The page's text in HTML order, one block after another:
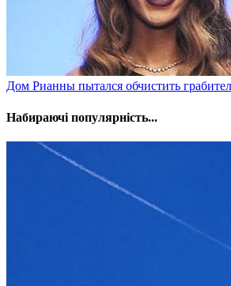
Дом Рианны пытался обчистить
Набираючі популярність...